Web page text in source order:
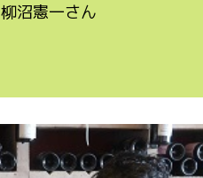
柳沼憲一さん